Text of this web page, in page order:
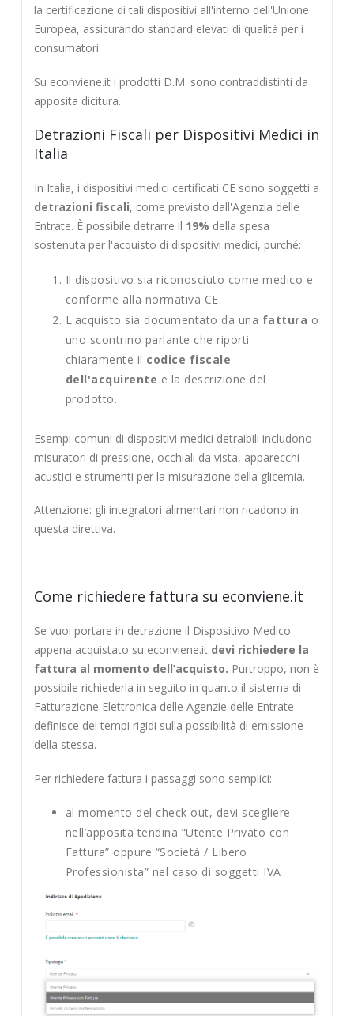
la certificazione di tali dispositivi all'interno dell'Unione
Europea, assicurando standard elevati di qualità per i
consumatori.
Su econviene.it i prodotti D.M. sono contraddistinti da
apposita dicitura.
Detrazioni Fiscali per Dispositivi Medici in
Italia
In Italia, i dispositivi medici certificati CE sono soggetti a
detrazioni fiscali, come previsto dall'Agenzia delle
Entrate. È possibile detrarre il 19% della spesa
sostenuta per l'acquisto di dispositivi medici, purché:
Il dispositivo sia riconosciuto come medico e
conforme alla normativa CE.
L'acquisto sia documentato da una fattura o
uno scontrino parlante che riporti
chiaramente il codice fiscale
dell'acquirente e la descrizione del
prodotto.
Esempi comuni di dispositivi medici detraibili includono
misuratori di pressione, occhiali da vista, apparecchi
acustici e strumenti per la misurazione della glicemia.
Attenzione: gli integratori alimentari non ricadono in
questa direttiva.
Come richiedere fattura su econviene.it
Se vuoi portare in detrazione il Dispositivo Medico
appena acquistato su econviene.it devi richiedere la
fattura al momento dell’acquisto. Purtroppo, non è
possibile richiederla in seguito in quanto il sistema di
Fatturazione Elettronica delle Agenzie delle Entrate
definisce dei tempi rigidi sulla possibilità di emissione
della stessa.
Per richiedere fattura i passaggi sono semplici:
al momento del check out, devi scegliere
nell’apposita tendina “Utente Privato con
Fattura” oppure “Società / Libero
Professionista” nel caso di soggetti IVA